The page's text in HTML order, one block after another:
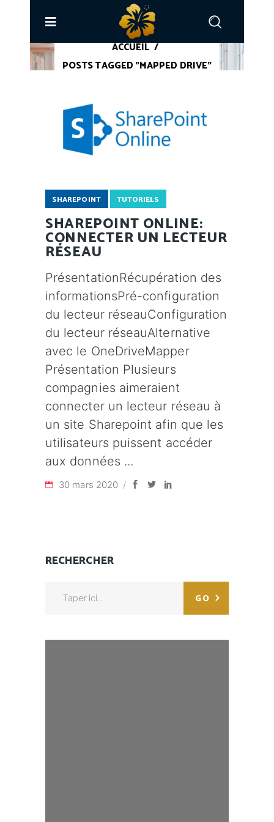
ACCUEIL /
POSTS TAGGED "MAPPED DRIVE"
SHAREPOINT TUTORIELS
SHAREPOINT ONLINE:
CONNECTER UN LECTEUR
RÉSEAU
PrésentationRécupération des
informationsPré-configuration
du lecteur réseauConfiguration
du lecteur réseauAlternative
avec le OneDriveMapper
Présentation Plusieurs
compagnies aimeraient
connecter un lecteur réseau à
un site Sharepoint afin que les
utilisateurs puissent accéder
aux données
30 mars 2020
RECHERCHER
GO